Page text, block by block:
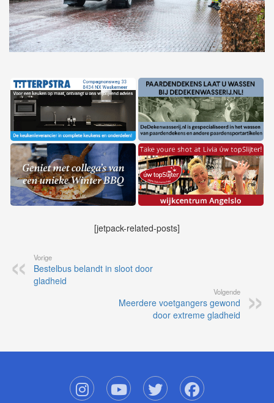
[jetpack-related-posts]
Vorige
Bestelbus belandt in sloot door
gladheid
Volgende
Meerdere voetgangers gewond
door extreme gladheid